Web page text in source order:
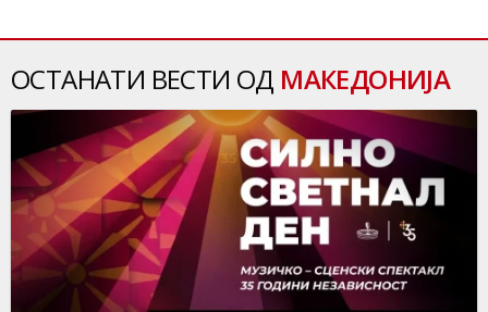
ОСТАНАТИ ВЕСТИ ОД МАКЕДОНИЈА